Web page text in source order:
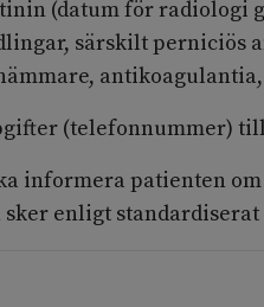
(datum för radiologi
särskilt perniciös
(telefonnummer)
informera patienten
enligt standardiserat